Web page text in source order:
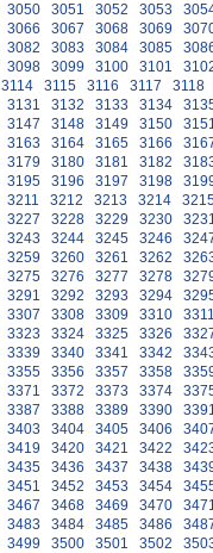
3050 3051 3052 3053
3066 3067 3068 3069
3082 3083 3084 3085
3098 3099 3100 3101
3114 3115 3116 3117
3118
3131 3132 3133 3134
3147 3148 3149 3150
3163 3164 3165 3166
3179 3180 3181 3182
3195 3196 3197 3198
3211 3212 3213 3214
3227 3228 3229 3230
3243 3244 3245 3246
3259 3260 3261 3262
3275 3276 3277 3278
3291 3292 3293 3294
3307 3308 3309 3310
3323 3324 3325 3326
3339 3340 3341 3342
3355 3356 3357 3358
3371 3372 3373 3374
3387 3388 3389 3390
3403 3404 3405 3406
3419 3420 3421 3422
3435 3436 3437 3438
3451 3452 3453 3454
3467 3468 3469 3470
3483 3484 3485 3486
3499 3500 3501 3502